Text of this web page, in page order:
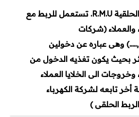
وحدة التغذية الحلقية R.M.U. تستعمل للربط مع
والعملاء (شركات
وهى عباره عن دخولين
بحيث يكون تغذيه الدخول من
الى الخلايا العملاء
تابعه لشركة الكهرباء
الحلقى )